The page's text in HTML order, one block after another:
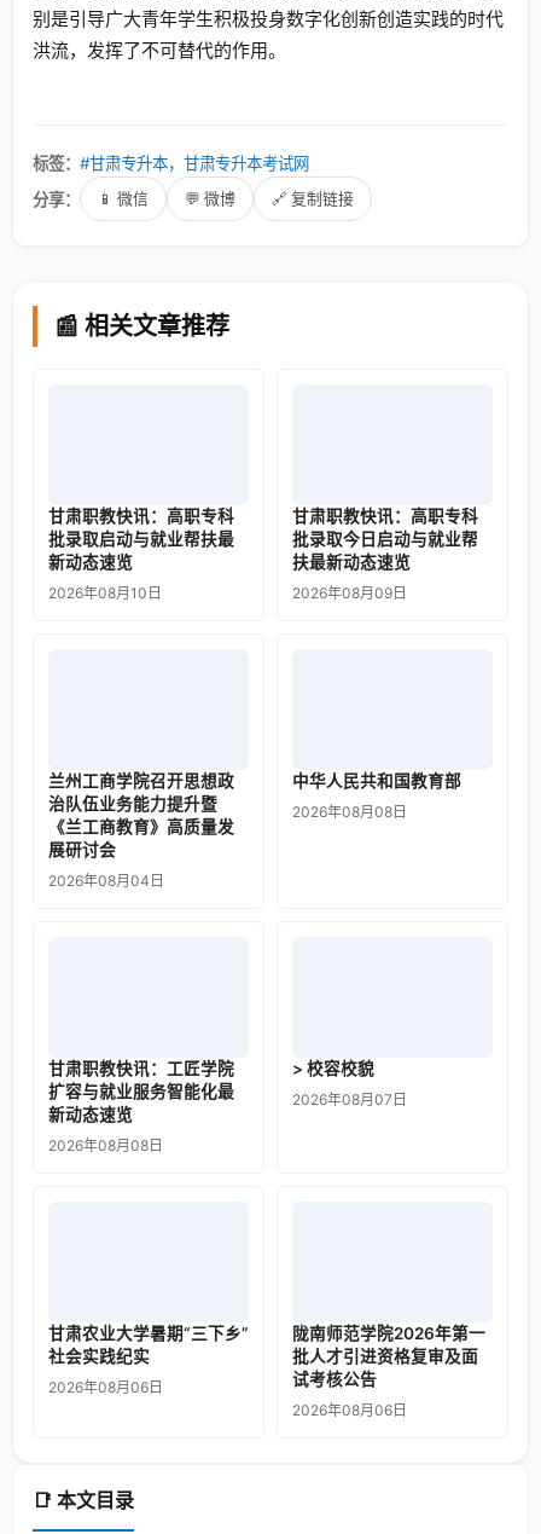
📑 本文目录
别是引导广大青年学生积极投身数字化创新创造实践的时代
洪流，发挥了不可替代的作用。
标签： #甘肃专升本，甘肃专升本考试网
分享：
📱 微信 💬 微博 🔗 复制链接
📰 相关文章推荐
甘肃职教快讯：高职专科
批录取启动与就业帮扶最
新动态速览
2026年08月10日
甘肃职教快讯：高职专科
批录取今日启动与就业帮
扶最新动态速览
2026年08月09日
兰州工商学院召开思想政
治队伍业务能力提升暨
《兰工商教育》高质量发
展研讨会
2026年08月04日
中华人民共和国教育部
2026年08月08日
甘肃职教快讯：工匠学院
扩容与就业服务智能化最
新动态速览
2026年08月08日
> 校容校貌
2026年08月07日
甘肃农业大学暑期“三下乡”
社会实践纪实
2026年08月06日
陇南师范学院2026年第一
批人才引进资格复审及面
试考核公告
2026年08月06日